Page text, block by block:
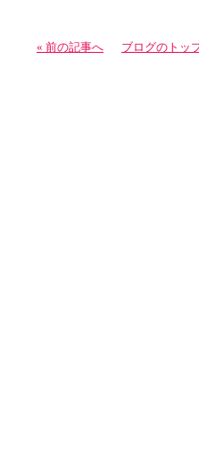
« 前の記事へ ブログのトッ